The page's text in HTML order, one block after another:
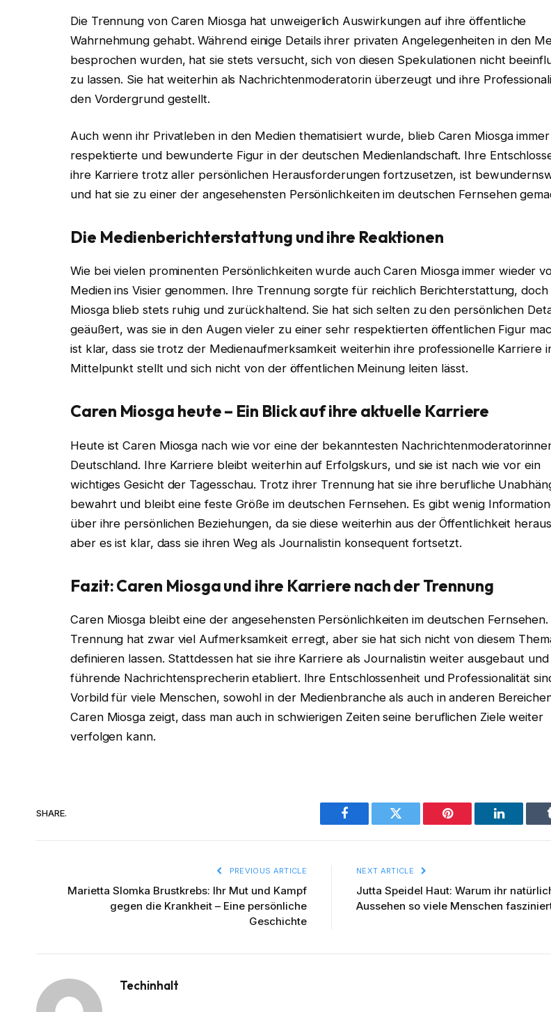
Die Trennung von Caren Miosga hat unweigerlich Auswirkungen auf ihre öffentliche
Wahrnehmung gehabt. Während einige Details ihrer privaten Angelegenheiten in den
besprochen wurden, hat sie stets versucht, sich von diesen Spekulationen nicht
zu lassen. Sie hat weiterhin als Nachrichtenmoderatorin überzeugt und ihre
den Vordergrund gestellt.
Auch wenn ihr Privatleben in den Medien thematisiert wurde, blieb Caren Miosga
respektierte und bewunderte Figur in der deutschen Medienlandschaft. Ihre
ihre Karriere trotz aller persönlichen Herausforderungen fortzusetzen, ist
und hat sie zu einer der angesehensten Persönlichkeiten im deutschen Fernsehen
Die Medienberichterstattung und ihre Reaktionen
Wie bei vielen prominenten Persönlichkeiten wurde auch Caren Miosga immer wieder
Medien ins Visier genommen. Ihre Trennung sorgte für reichlich Berichterstattung, doch
Miosga blieb stets ruhig und zurückhaltend. Sie hat sich selten zu den persönlichen
geäußert, was sie in den Augen vieler zu einer sehr respektierten öffentlichen Figur
ist klar, dass sie trotz der Medienaufmerksamkeit weiterhin ihre professionelle Karriere
Mittelpunkt stellt und sich nicht von der öffentlichen Meinung leiten lässt.
Caren Miosga heute – Ein Blick auf ihre aktuelle Karriere
Heute ist Caren Miosga nach wie vor eine der bekanntesten
Deutschland. Ihre Karriere bleibt weiterhin auf Erfolgskurs, und sie ist nach wie vor ein
wichtiges Gesicht der Tagesschau. Trotz ihrer Trennung hat sie ihre berufliche
bewahrt und bleibt eine feste Größe im deutschen Fernsehen. Es gibt wenig
über ihre persönlichen Beziehungen, da sie diese weiterhin aus der Öffentlichkeit
aber es ist klar, dass sie ihren Weg als Journalistin konsequent fortsetzt.
Fazit: Caren Miosga und ihre Karriere nach der Trennung
Caren Miosga bleibt eine der angesehensten Persönlichkeiten im deutschen
Trennung hat zwar viel Aufmerksamkeit erregt, aber sie hat sich nicht von diesem
definieren lassen. Stattdessen hat sie ihre Karriere als Journalistin weiter ausgebaut und
führende Nachrichtensprecherin etabliert. Ihre Entschlossenheit und Professionalität
Vorbild für viele Menschen, sowohl in der Medienbranche als auch in anderen
Caren Miosga zeigt, dass man auch in schwierigen Zeiten seine beruflichen Ziele weiter
verfolgen kann.
SHARE.
Facebook Twitter Pinterest LinkedIn
PREVIOUS ARTICLE
Marietta Slomka Brustkrebs: Ihr Mut und Kampf
gegen die Krankheit – Eine persönliche
Geschichte
NEXT ARTICLE
Jutta Speidel Haut: Warum ihr
Aussehen so viele Menschen
Techinhalt